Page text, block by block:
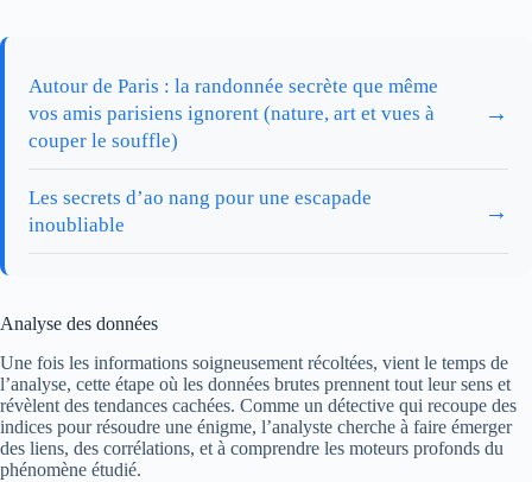
Autour de Paris : la randonnée secrète que même
vos amis parisiens ignorent (nature, art et vues à
couper le souffle)
→
Les secrets d’ao nang pour une escapade
inoubliable
→
Analyse des données
Une fois les informations soigneusement récoltées, vient le temps de
l’analyse, cette étape où les données brutes prennent tout leur sens et
révèlent des tendances cachées. Comme un détective qui recoupe des
indices pour résoudre une énigme, l’analyste cherche à faire émerger
des liens, des corrélations, et à comprendre les moteurs profonds du
phénomène étudié.